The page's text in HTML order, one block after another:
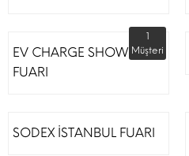
EV CHARGE SHOW
FUARI
1
Müşteri
SODEX İSTANBUL FUARI